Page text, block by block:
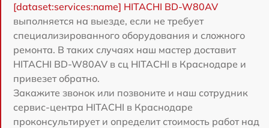
[dataset:services:name] HITACHI BD-W80AV
выполняется на выезде, если не требует
специализированного оборудования и сложного
ремонта. В таких случаях наш мастер доставит
HITACHI BD-W80AV в сц HITACHI в Краснодаре и
привезет обратно.
Закажите звонок или позвоните и наш сотрудник
сервис-центра HITACHI в Краснодаре
проконсультирует и определит стоимость работ над